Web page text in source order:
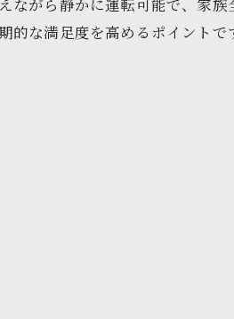
ながら静かに運転可能で、家族
な満足度を高めるポイントで